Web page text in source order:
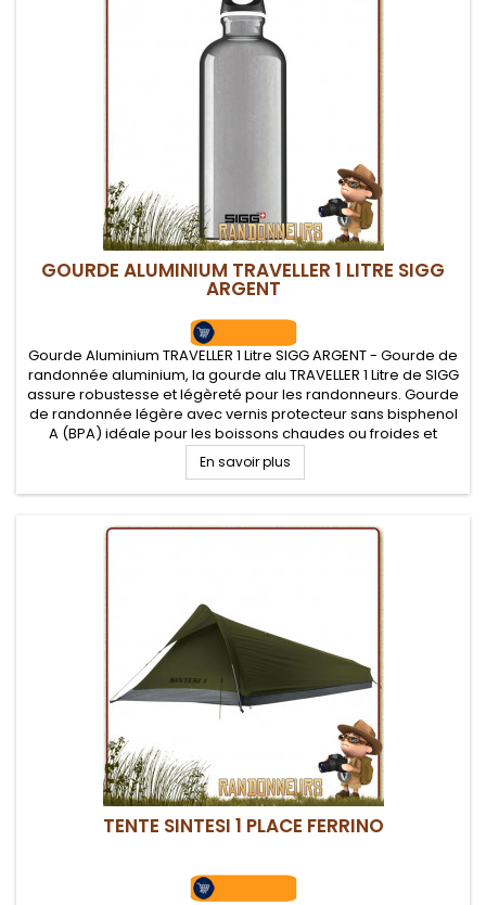
GOURDE ALUMINIUM TRAVELLER 1 LITRE SIGG
ARGENT
Gourde Aluminium TRAVELLER 1 Litre SIGG ARGENT - Gourde de
randonnée aluminium, la gourde alu TRAVELLER 1 Litre de SIGG
assure robustesse et légèreté pour les randonneurs. Gourde
de randonnée légère avec vernis protecteur sans bisphenol
A (BPA) idéale pour les boissons chaudes ou froides et
possède un bouchon à vis avec joint, facile d'utilisation et
de...
En savoir plus
TENTE SINTESI 1 PLACE FERRINO